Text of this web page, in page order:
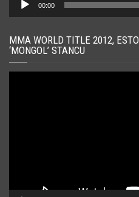
00:00
MMA WORLD TITLE 2012,
‘MONGOL’ STANCU